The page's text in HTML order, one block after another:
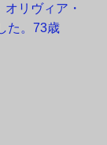
リヴィア・
た。73歳